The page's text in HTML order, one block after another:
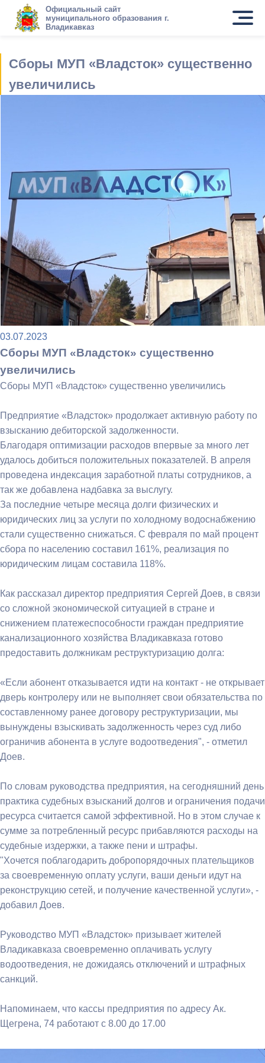
Официальный сайт
муниципального образования г.
Владикавказ
Сборы МУП «Владсток» существенно
увеличились
03.07.2023
Сборы МУП «Владсток» существенно
увеличились
Сборы МУП «Владсток» существенно увеличились
Предприятие «Владсток» продолжает активную работу по
взысканию дебиторской задолженности.
Благодаря оптимизации расходов впервые за много лет
удалось добиться положительных показателей. В апреля
проведена индексация заработной платы сотрудников, а
так же добавлена надбавка за выслугу.
За последние четыре месяца долги физических и
юридических лиц за услуги по холодному водоснабжению
стали существенно снижаться. С февраля по май процент
сбора по населению составил 161%, реализация по
юридическим лицам составила 118%.
Как рассказал директор предприятия Сергей Доев, в связи
со сложной экономической ситуацией в стране и
снижением платежеспособности граждан предприятие
канализационного хозяйства Владикавказа готово
предоставить должникам реструктуризацию долга:
«Если абонент отказывается идти на контакт - не открывает
дверь контролеру или не выполняет свои обязательства по
составленному ранее договору реструктуризации, мы
вынуждены взыскивать задолженность через суд либо
ограничив абонента в услуге водоотведения", - отметил
Доев.
По словам руководства предприятия, на сегодняшний день
практика судебных взысканий долгов и ограничения подачи
ресурса считается самой эффективной. Но в этом случае к
сумме за потребленный ресурс прибавляются расходы на
судебные издержки, а также пени и штрафы.
"Хочется поблагодарить добропорядочных плательщиков
за своевременную оплату услуги, ваши деньги идут на
реконструкцию сетей, и получение качественной услуги», -
добавил Доев.
Руководство МУП «Владсток» призывает жителей
Владикавказа своевременно оплачивать услугу
водоотведения, не дожидаясь отключений и штрафных
санкций.
Напоминаем, что кассы предприятия по адресу Ак.
Щегрена, 74 работают с 8.00 до 17.00